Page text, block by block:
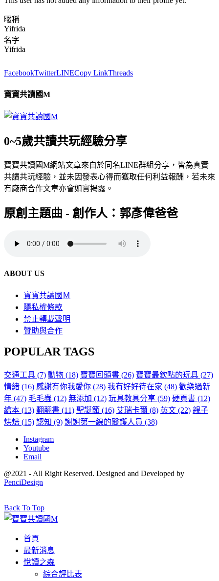
暱稱
Yifrida
名字
Yifrida
FacebookTwitterLINECopy LinkThreads
寶寶共讀國M
0~5歲共讀共玩經驗分享
寶寶共讀國M網站文章來自於同名LINE群組分享，皆為真實
共讀共玩經驗，並未因發表心得而獲取任何利益報酬，若未來
有廠商合作文章亦會如實揭露。
原創主題曲 - 創作人：郭彥偉爸爸
ABOUT US
寶寶共讀國Ｍ
隱私權條款
禁止轉載聲明
贊助與合作
POPULAR TAGS
交通工具 (7) 動物 (18) 寶寶回頭書 (26) 寶寶最欽點的玩具 (27)
情緒 (16) 感謝有你我愛你 (28) 我有好好待在家 (48) 歡樂過新
年 (47) 毛毛蟲 (12) 無添加 (12) 玩具教具分享 (59) 硬頁書 (12)
繪本 (13) 翻翻書 (11) 聖誕節 (16) 艾瑞卡爾 (8) 英文 (22) 親子
烘焙 (15) 認知 (9) 謝謝第一線的醫護人員 (38)
Instagram
Youtube
Email
@2021 - All Right Reserved. Designed and Developed by
PenciDesign
Back To Top
首頁
最新消息
悅讀之森
綜合評比表